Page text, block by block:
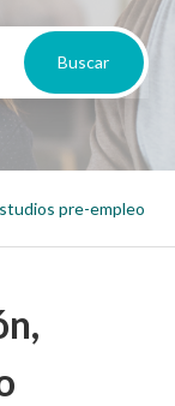
pre-empleo